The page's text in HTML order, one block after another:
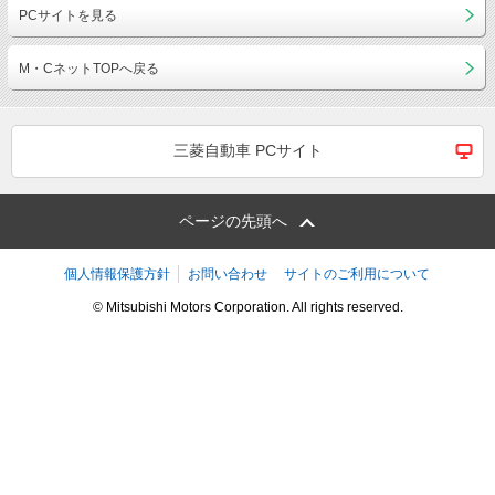
PCサイトを見る
M・CネットTOPへ戻る
三菱自動車 PCサイト
ページの先頭へ
個人情報保護方針 お問い合わせ サイトのご利用について
© Mitsubishi Motors Corporation. All rights reserved.